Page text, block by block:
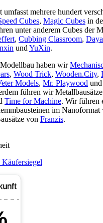
umfasst mehrere hundert
Cubes, Magic Cubes in
unter anderem Cubes der
, Cubbing Classroom,
und YuXin.
haben wir
, Wood Trick, Wooden.City,
Models, Mr. Playwood und
führen wir
Time for Machine. Wir führen
im Nanoformat
von Franzis.